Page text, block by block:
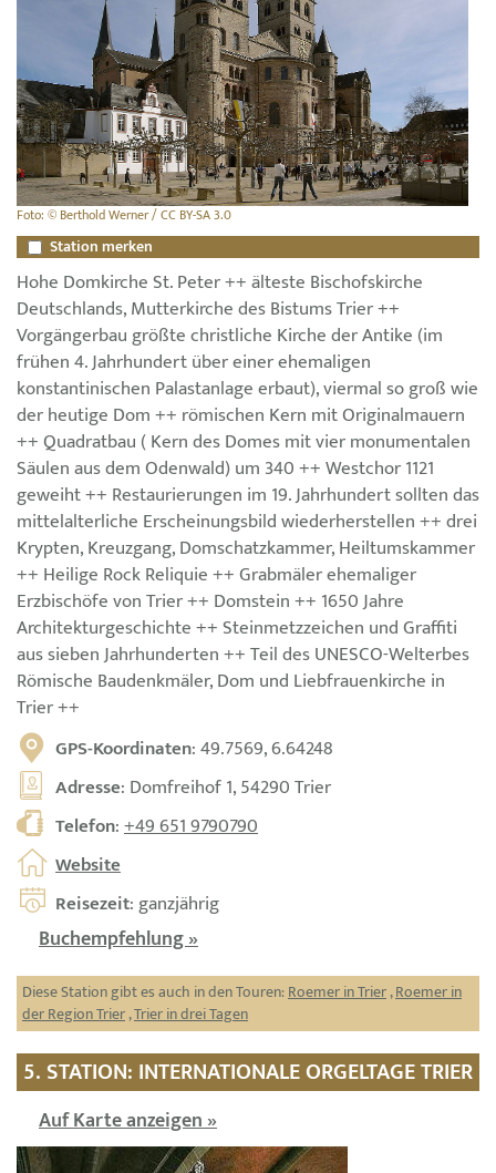
Foto: © Berthold Werner / CC BY-SA 3.0
Station merken
Hohe Domkirche St. Peter ++ älteste Bischofskirche
Deutschlands, Mutterkirche des Bistums Trier ++
Vorgängerbau größte christliche Kirche der Antike (im
frühen 4. Jahrhundert über einer ehemaligen
konstantinischen Palastanlage erbaut), viermal so groß wie
der heutige Dom ++ römischen Kern mit Originalmauern
++ Quadratbau ( Kern des Domes mit vier monumentalen
Säulen aus dem Odenwald) um 340 ++ Westchor 1121
geweiht ++ Restaurierungen im 19. Jahrhundert sollten das
mittelalterliche Erscheinungsbild wiederherstellen ++ drei
Krypten, Kreuzgang, Domschatzkammer, Heiltumskammer
++ Heilige Rock Reliquie ++ Grabmäler ehemaliger
Erzbischöfe von Trier ++ Domstein ++ 1650 Jahre
Architekturgeschichte ++ Steinmetzzeichen und Graffiti
aus sieben Jahrhunderten ++ Teil des UNESCO-Welterbes
Römische Baudenkmäler, Dom und Liebfrauenkirche in
Trier ++
GPS-Koordinaten: 49.7569, 6.64248
Adresse: Domfreihof 1, 54290 Trier
Telefon:+49 651 9790790
Website
Reisezeit: ganzjährig
Buchempfehlung »
Diese Station gibt es auch in den Touren:Roemer in Trier,Roemer in
der Region Trier,Trier in drei Tagen
5. STATION: INTERNATIONALE ORGELTAGE TRIER
Auf Karte anzeigen »